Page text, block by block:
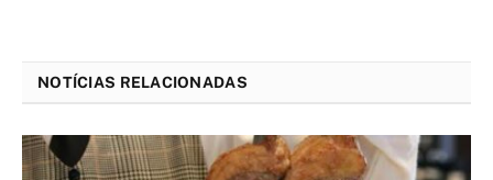
NOTÍCIAS RELACIONADAS